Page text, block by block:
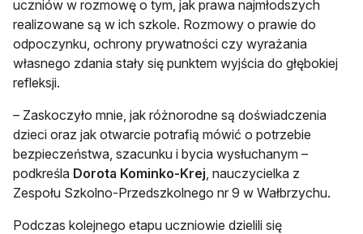
uczniów w rozmowę o tym, jak prawa najmłodszych
realizowane są w ich szkole. Rozmowy o prawie do
odpoczynku, ochrony prywatności czy wyrażania
własnego zdania stały się punktem wyjścia do głębokiej
refleksji.
– Zaskoczyło mnie, jak różnorodne są doświadczenia
dzieci oraz jak otwarcie potrafią mówić o potrzebie
bezpieczeństwa, szacunku i bycia wysłuchanym –
podkreśla Dorota Kominko-Krej , nauczycielka z
Zespołu Szkolno-Przedszkolnego nr 9 w Wałbrzychu.
Podczas kolejnego etapu uczniowie dzielili się